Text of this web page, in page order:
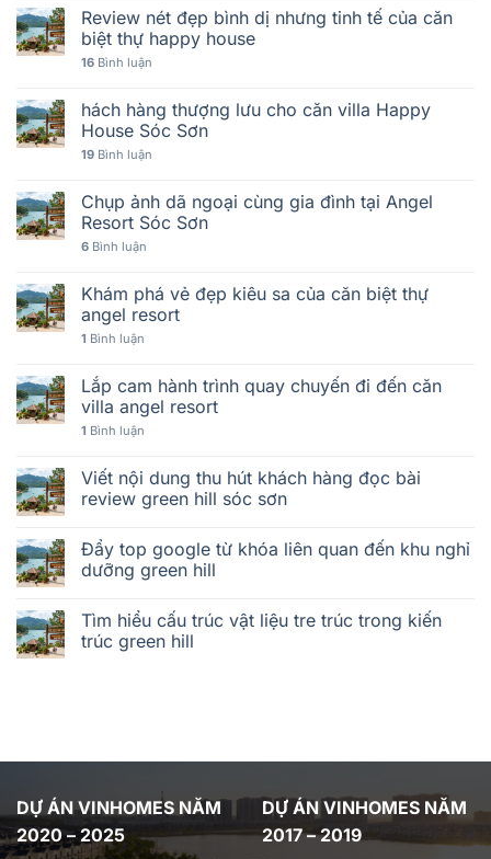
Review nét đẹp bình dị nhưng tinh tế của căn
biệt thự happy house
16 Bình luận
hách hàng thượng lưu cho căn villa Happy
House Sóc Sơn
19 Bình luận
Chụp ảnh dã ngoại cùng gia đình tại Angel
Resort Sóc Sơn
6 Bình luận
Khám phá vẻ đẹp kiêu sa của căn biệt thự
angel resort
1 Bình luận
Lắp cam hành trình quay chuyến đi đến căn
villa angel resort
1 Bình luận
Viết nội dung thu hút khách hàng đọc bài
review green hill sóc sơn
Đẩy top google từ khóa liên quan đến khu nghỉ
dưỡng green hill
Tìm hiểu cấu trúc vật liệu tre trúc trong kiến
trúc green hill
DỰ ÁN VINHOMES NĂM
2020 – 2025
DỰ ÁN VINHOMES NĂM
2017 – 2019